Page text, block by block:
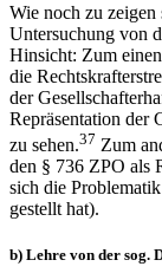
Wie noch zu
Untersuchung von
Hinsicht: Zum
die
der
Repräsentation der
zu sehen.37 Zum
den § 736 ZPO als
sich die
gestellt hat).
b) Lehre von der sog.